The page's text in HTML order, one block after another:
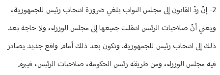
2- إنّ ردّ القانون إلى مجلس النواب يلغي ضرورة انتخاب رئيس للجمهورية،
ويعني أنّ صلاحيات الرئيس انتقلت جميعها إلى مجلس الوزراء، ولا حاجة بعد
ذلك إلى انتخاب رئيس للجمهورية. ونكون بعد ذلك أمام واقع جديد يصادر
فيه مجلس الوزراء، ومن طريقه رئيس الحكومة، صلاحيات الرئيس، فيبرم